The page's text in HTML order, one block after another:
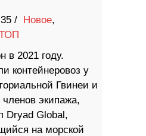
/ Новое,
в 2021 году.
контейнеровоз у
Гвинеи и
экипажа,
Dryad Global,
на морской